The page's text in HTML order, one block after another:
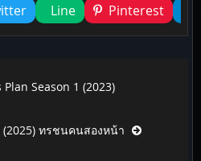
Line Pinterest
Plan Season 1 (2023)
(2025) ทรชนคนสองหน้า